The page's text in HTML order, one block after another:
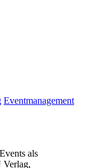
Eventmanagement
als
Verlag,